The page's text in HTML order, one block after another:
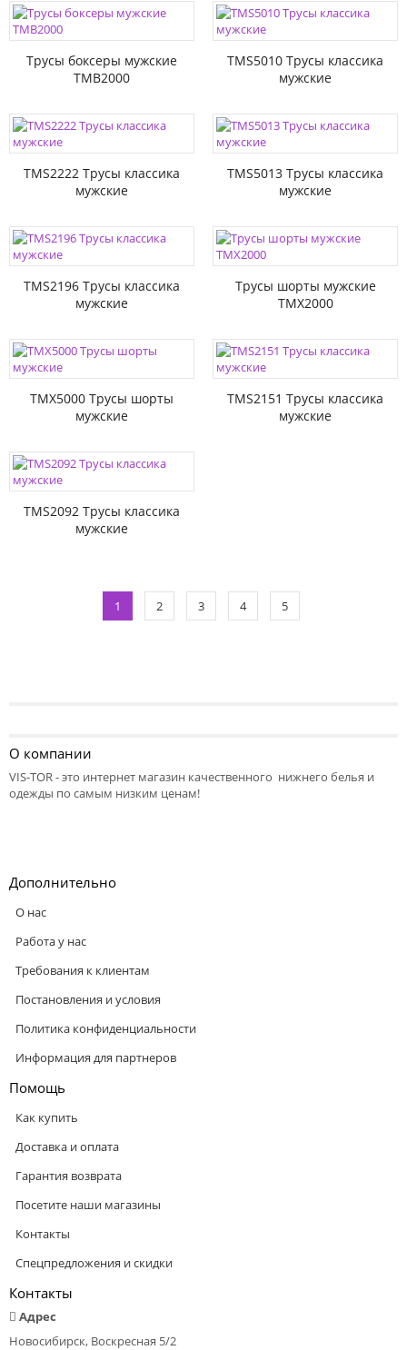
Трусы боксеры мужские
TMB2000
TMS5010 Трусы классика
мужские
TMS2222 Трусы классика
мужские
TMS5013 Трусы классика
мужские
TMS2196 Трусы классика
мужские
Трусы шорты мужские
TMX2000
TMX5000 Трусы шорты
мужские
TMS2151 Трусы классика
мужские
TMS2092 Трусы классика
мужские
1 2 3 4 5
О компании
VIS-TOR - это интернет магазин качественного нижнего белья и
одежды по самым низким ценам!
Дополнительно
О нас
Работа у нас
Требования к клиентам
Постановления и условия
Политика конфиденциальности
Информация для партнеров
Помощь
Как купить
Доставка и оплата
Гарантия возврата
Посетите наши магазины
Контакты
Спецпредложения и скидки
Контакты
Адрес
Новосибирск, Воскресная 5/2